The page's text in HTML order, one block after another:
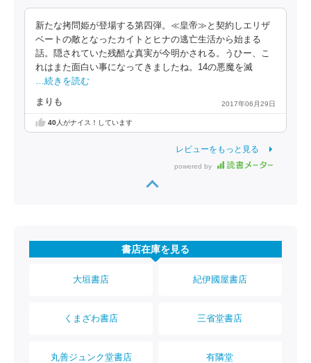
新たな拷問姫が登場する第四弾。≪皇帝≫と契約しエリザ
ベートの敵となったカイトとヒナの逃亡生活から始まる
話。隠されていた残酷な真実が今明かされる。うひー、こ
れはまた面白い事になってきましたね。14の悪魔を滅
…続きを読む
まりも 2017年06月29日
40人がナイス！しています
レビューをもっと見る
powered by
書店在庫を見る
大垣書店 紀伊國屋書店
くまざわ書店 三省堂書店
丸善ジュンク堂書店 有隣堂